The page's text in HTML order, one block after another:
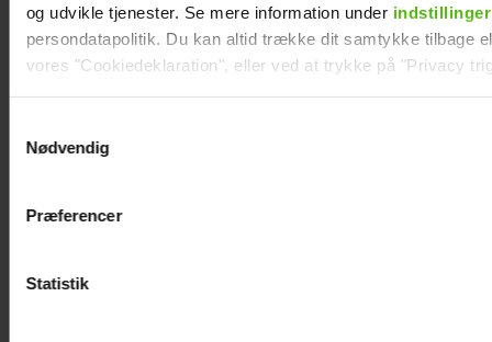
og udvikle tjenester. Se mere information under indstillinger
persondatapolitik. Du kan altid trække dit samtykke tilbage
vores "Cookiedeklaration", eller ved at trykke på "Privacy
Vi anvender egne cookies og cookies fra tredjeparter til at
generere statistik og huske dine præferencer samt til brug
Nødvendig
Præferencer
Statistik
afslører nye
detaljer: Jagtet af
har taget stor